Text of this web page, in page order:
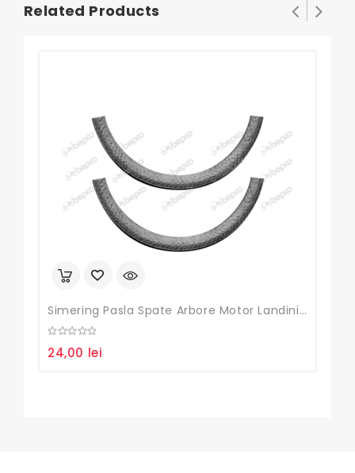
Related Products
Simering Pasla Spate Arbore Motor Landini, Massey Ferguson Set De 2 Buc
out
24,00 lei